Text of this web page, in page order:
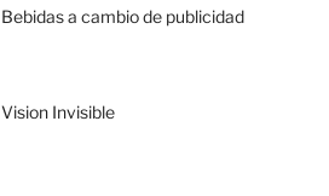
Bebidas a cambio de publicidad
Vision Invisible